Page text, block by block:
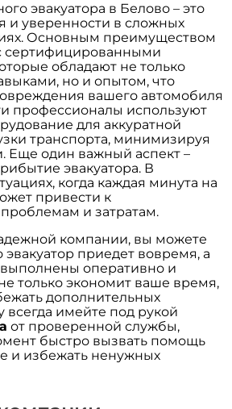
эвакуатора в Белово – это
и уверенности в сложных
Основным преимуществом
сертифицированными
обладают не только
но и опытом, что
вашего автомобиля
профессионалы используют
для аккуратной
транспорта, минимизируя
Еще один важный аспект –
эвакуатора. В
когда каждая минута на
привести к
и затратам.
компании, вы можете
эвакуатор приедет вовремя, а
выполнены оперативно и
только экономит ваше время,
дополнительных
всегда имейте под рукой
от проверенной службы,
быстро вызвать помощь
и избежать ненужных